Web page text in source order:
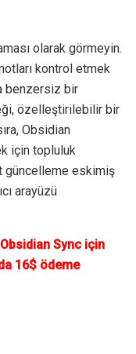
olarak görmeyin.
kontrol etmek
benzersiz bir
özelleştirilebilir bir
Obsidian
için topluluk
eskimiş
arayüzü
Sync için
16$ ödeme